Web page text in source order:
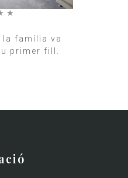
la família va
primer fill.